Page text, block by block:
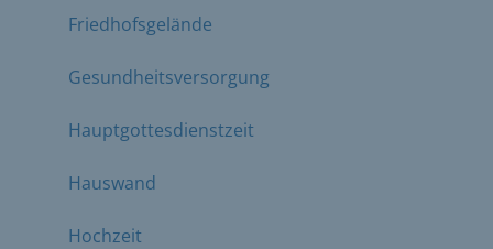
Friedhofsgelände
Gesundheitsversorgung
Hauptgottesdienstzeit
Hauswand
Hochzeit